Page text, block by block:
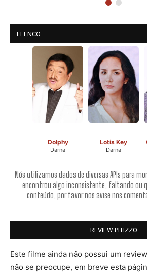
ELENCO
Dolphy
Darna
Lotis Key
Darna
Nós utilizamos dados de diversas APIs para
encontrou algo inconsistente, faltando ou
conteúdo, por favor nos avise nos
REVIEW PITIZZO
Este filme ainda não possui um
não se preocupe, em breve esta